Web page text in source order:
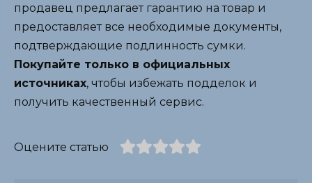
продавец предлагает гарантию на товар и
предоставляет все необходимые документы,
подтверждающие подлинность сумки.
Покупайте только в официальных
источниках, чтобы избежать подделок и
получить качественный сервис.
Оцените статью